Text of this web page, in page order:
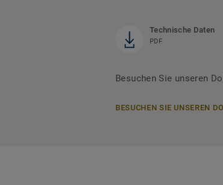
Technische Daten
PDF
Besuchen Sie unseren
BESUCHEN SIE UNSEREN